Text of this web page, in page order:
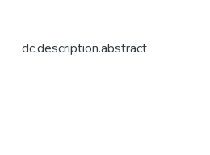
dc.description.abstract